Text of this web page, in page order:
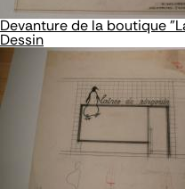
Devanture de la boutique
Dessin